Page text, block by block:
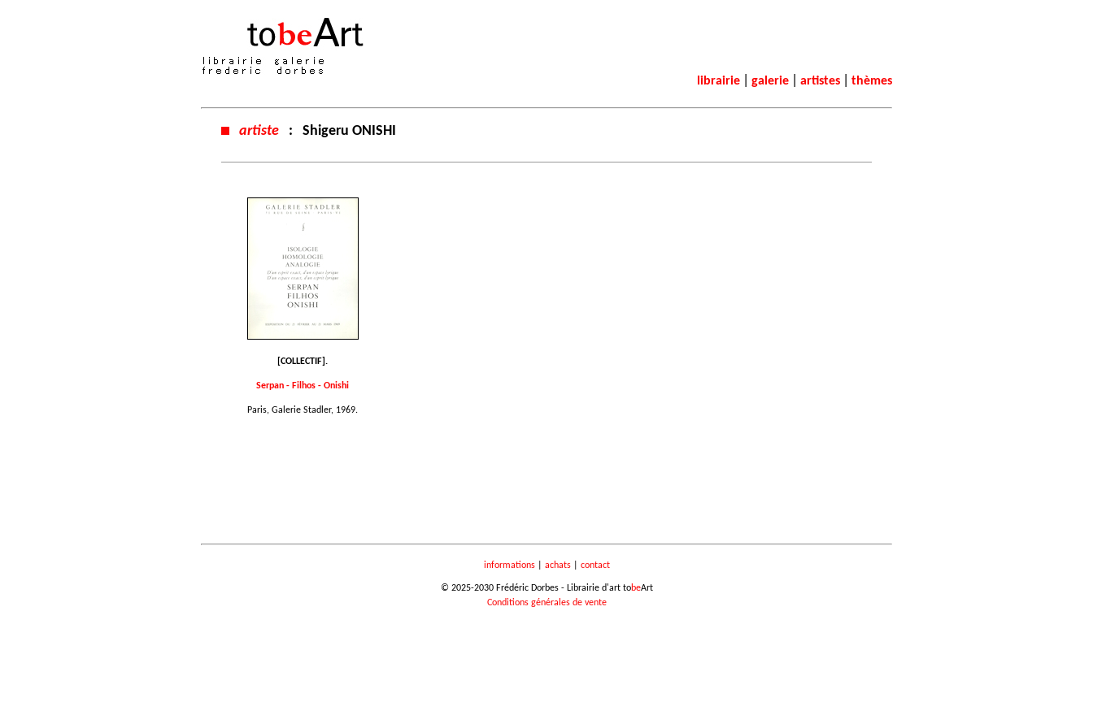
librairie galerie artistes thèmes
artiste : Shigeru ONISHI
[COLLECTIF].
Serpan - Filhos - Onishi
Paris, Galerie Stadler, 1969.
informations| achats| contact
© 2025-2030 Frédéric Dorbes - Librairie d'art tobeArt
Conditions générales de vente